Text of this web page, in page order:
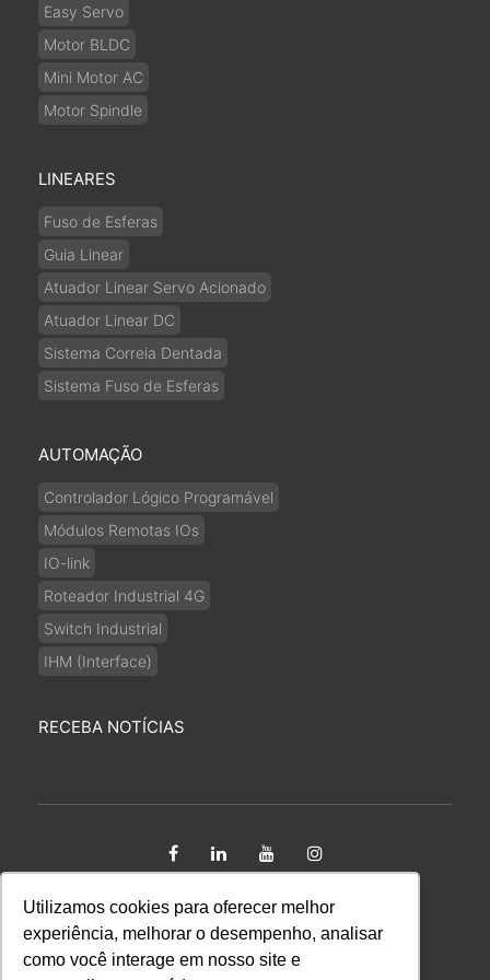
Utilizamos cookies para oferecer melhor
experiência, melhorar o desempenho, analisar
como você interage em nosso site e
Easy Servo
Motor BLDC
Mini Motor AC
Motor Spindle
LINEARES
Fuso de Esferas
Guia Linear
Atuador Linear Servo Acionado
Atuador Linear DC
Sistema Correia Dentada
Sistema Fuso de Esferas
AUTOMAÇÃO
Controlador Lógico Programável
Módulos Remotas IOs
IO-link
Roteador Industrial 4G
Switch Industrial
IHM (Interface)
RECEBA NOTÍCIAS
Copyright 2026 Kalatec Automação Ltda CNPJ:
65.670.424/0001-09. Todos os direitos reservados.